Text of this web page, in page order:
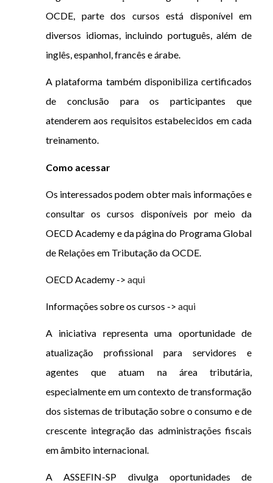
OCDE, parte dos cursos está disponível em
diversos idiomas, incluindo português, além de
inglês, espanhol, francês e árabe.
A plataforma também disponibiliza certificados
de conclusão para os participantes que
atenderem aos requisitos estabelecidos em cada
treinamento.
Como acessar
Os interessados podem obter mais informações e
consultar os cursos disponíveis por meio da
OECD Academy e da página do Programa Global
de Relações em Tributação da OCDE.
OECD Academy -> aqui
Informações sobre os cursos -> aqui
A iniciativa representa uma oportunidade de
atualização profissional para servidores e
agentes que atuam na área tributária,
especialmente em um contexto de transformação
dos sistemas de tributação sobre o consumo e de
crescente integração das administrações fiscais
em âmbito internacional.
A ASSEFIN-SP divulga oportunidades de